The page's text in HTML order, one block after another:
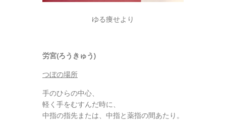
ゆる痩せより
労宮(ろうきゅう)
つぼの場所
手のひらの中心、
軽く手をむすんだ時に、
中指の指先または、中指と薬指の間あたり。